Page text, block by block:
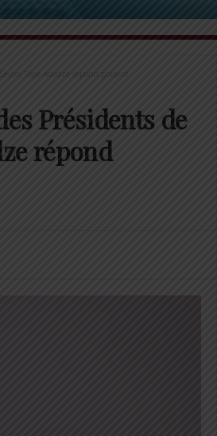
Tépé Adedze répond présent
Présidents de
répond